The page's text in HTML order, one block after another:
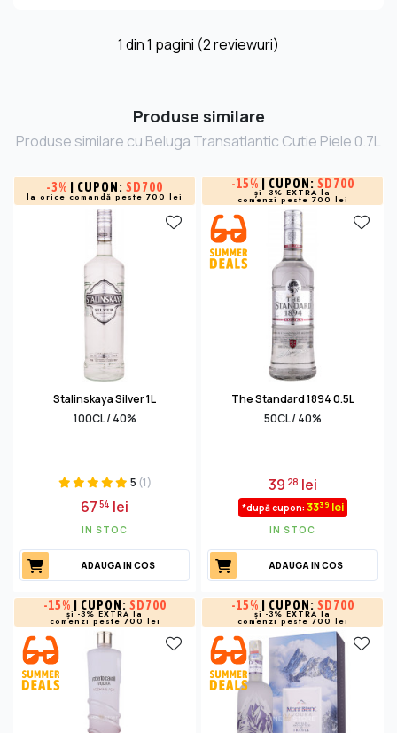
1 din1 pagini (2 reviewuri)
Produse similare
Produse similare cu Beluga Transatlantic Cutie Piele 0.7L
-3% | CUPON: SD700
la orice comandă peste 700 lei
Stalinskaya Silver 1L
100CL / 40%
5 (1)
6754 lei
IN STOC
ADAUGA IN COS
-15% | CUPON: SD700
și -3% EXTRA la
comenzi peste 700 lei
The Standard 1894 0.5L
50CL / 40%
39 28 lei
*după cupon: 3339 lei
IN STOC
ADAUGA IN COS
-15% | CUPON: SD700
și -3% EXTRA la
comenzi peste 700 lei
-15% | CUPON: SD700
și -3% EXTRA la
comenzi peste 700 lei